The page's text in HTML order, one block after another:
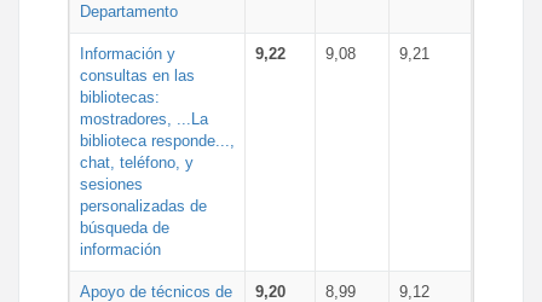
Departamento
Información y
consultas en las
bibliotecas:
mostradores, ...La
biblioteca responde...,
chat, teléfono, y
sesiones
personalizadas de
búsqueda de
información
9,22 9,08 9,21
Apoyo de técnicos de
9,20 8,99 9,12